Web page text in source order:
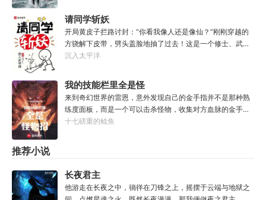
万妙宫的仙子本来要举宫飞天的，结果却一夜间入了魔，沦
为妖女，这都是段老魔的手笔！”……段云很是不解，自己不
过练练武，传传功，偶尔法天象地一下，怎么就成了罄竹难
书的魔头了呢？这是污蔑！同样的功法，为什么我就没有问
位传奇人物。对此部分日本国民表示：八嘎！我们宁愿再失
去100年也不想要这个国贼！
请同学斩妖
开局黄皮子拦路讨封：“你看我像人还是像仙？”刚刚穿越的
方骁解下皮带，劈头盖脸地抽了过去！这是一个修士、武者
和凡人并存，妖魔鬼怪横行的危险世界。幸好方骁带来的物
刺】【破甲、流血、伤蚀】【铜头皮带】【疼痛、恐惧、断
骨】【赤子心册】【万武不惑、万法不入、万邪不侵】
【……】杀死妖怪就能得到经验，修炼功法可以加点晋升。
方骁由此踏上了一条斩妖除魔、日月换新的逆天之路！
————————“方骁同学，大事不妙，上古妖皇出世
沉入太平洋
我的技能栏里全是怪
物招
来到奇幻世界的雷恩，意外发现自己的金手指并不是那种熟
练度面板，而是一个可以击杀怪物，收集对方血脉的金手
指。.......原本的黑白遗像，突然间变成了彩色，哥布林图标
时，小腹......“这.......”当他有些茫然，眼角余光瞥过属性栏
时：【姓名：雷恩】【职业：农夫】【加持血脉：普通哥布
林血脉】【血脉天赋：高速繁殖lv2......灵巧lv1.......】【力
十七磅重的鲶鱼
推荐小说
长夜君主
他游走在长夜之中，徜徉在刀锋之上，摇摆于云端与地狱之